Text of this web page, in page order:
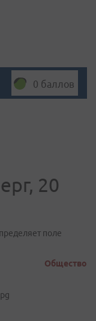
0 баллов
20
поле
Общество